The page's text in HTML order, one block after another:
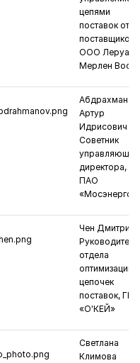
цепями
поставок от
поставщиков,
ООО Леруа
Мерлен
Абдрахманов
Артур
Идрисович
Советник
директора,
ПАО
«Мосэнерго»
Чен Дмитрий
Руководитель
отдела
оптимизации
цепочек
поставок, ГК
«О'КЕЙ»
Светлана
Климова